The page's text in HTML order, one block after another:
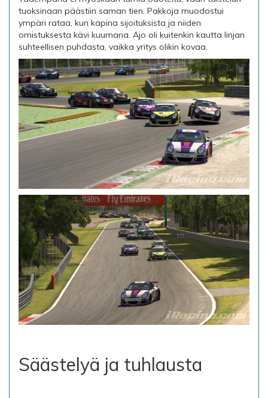
tuoksinaan päästiin saman tien. Pakkoja muodostui
ympäri rataa, kun kapina sijoituksista ja niiden
omistuksesta kävi kuumana. Ajo oli kuitenkin kautta linjan
suhteellisen puhdasta, vaikka yritys olikin kovaa.
Säästelyä ja tuhlausta